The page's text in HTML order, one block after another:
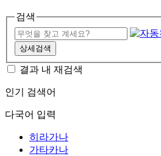
검색
상세검색
결과 내 재검색
인기 검색어
다국어 입력
히라가나
가타카나